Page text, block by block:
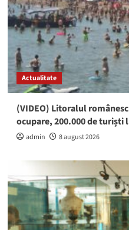
Actualitate
(VIDEO) Litoralul
ocupare, 200.000 de turiști
admin 8 august 2026